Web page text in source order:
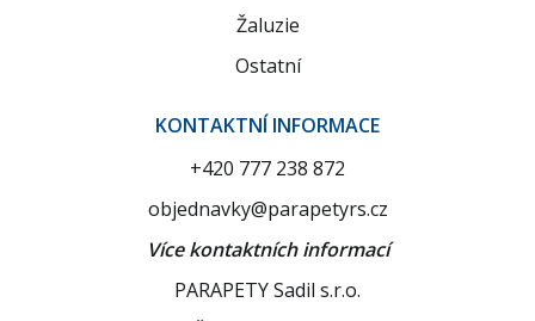
Žaluzie
Ostatní
KONTAKTNÍ INFORMACE
+420 777 238 872
objednavky@parapetyrs.cz
Více kontaktních informací
PARAPETY Sadil s.r.o.